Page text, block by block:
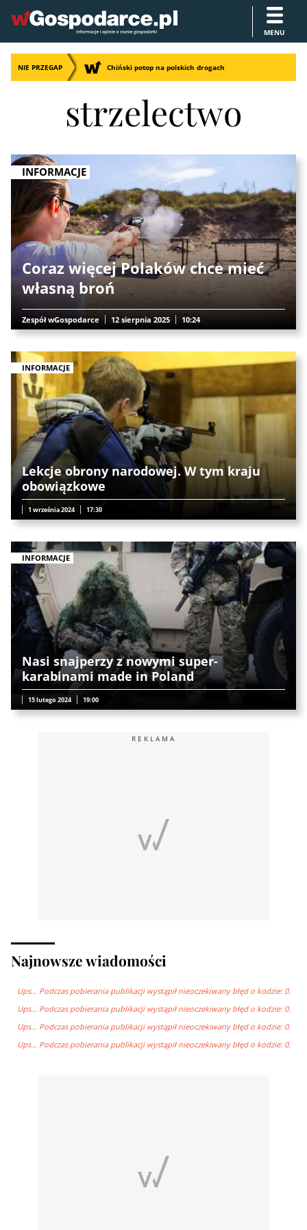
MENU
NIE PRZEGAP Chiński potop na polskich drogach
strzelectwo
INFORMACJE
Coraz więcej Polaków chce mieć
własną broń
Zespół wGospodarce 12 sierpnia 2025 10:24
INFORMACJE
Lekcje obrony narodowej. W tym kraju
obowiązkowe
1 września 2024 17:30
INFORMACJE
Nasi snajperzy z nowymi super-
karabinami made in Poland
15 lutego 2024 19:00
REKLAMA
Najnowsze wiadomości
Ups… Podczas pobierania publikacji wystąpił nieoczekiwany błęd o kodzie: 0.
Ups… Podczas pobierania publikacji wystąpił nieoczekiwany błęd o kodzie: 0.
Ups… Podczas pobierania publikacji wystąpił nieoczekiwany błęd o kodzie: 0.
Ups… Podczas pobierania publikacji wystąpił nieoczekiwany błęd o kodzie: 0.